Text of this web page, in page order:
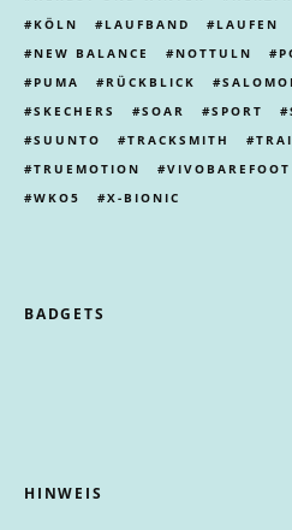
KÖLN
LAUFBAND LAUFEN
NEW BALANCE
NOTTULN
PUMA
RÜCKBLICK
SKECHERS
SOAR SPORT
SUUNTO
TRACKSMITH
TRUEMOTION
VIVOBAREFOOT
WKO5
X-BIONIC
BADGETS
HINWEIS